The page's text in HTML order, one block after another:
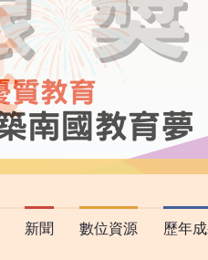
新聞 數位資源 歷年